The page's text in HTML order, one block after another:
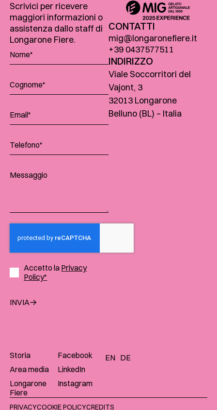
Scrivici per ricevere
maggiori informazioni o
assistenza dallo staff di
Longarone Fiere.
Accetto la Privacy
Policy*
INVIA
CONTATTI
mig@longaronefiere.it
+39 0437577511
INDIRIZZO
Viale Soccorritori del
Vajont, 3
32013 Longarone
Belluno (BL) – Italia
Storia
Area media
Longarone
Fiere
Facebook
LinkedIn
Instagram
EN DE
PRIVACYCOOKIE POLICYCREDITS